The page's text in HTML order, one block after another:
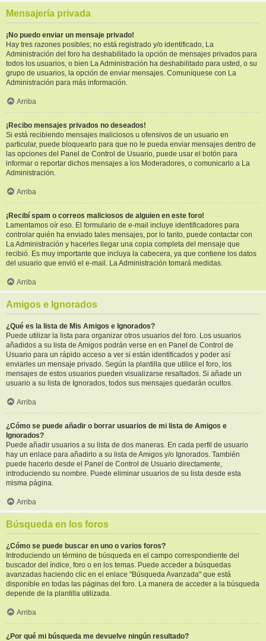
Mensajería privada
¡No puedo enviar un mensaje privado!
Hay tres razones posibles; no está registrado y/o identificado, La
Administración del foro ha deshabilitado la opción de mensajes privados para
todos los usuarios, o bien La Administración ha deshabilitado para usted, o su
grupo de usuarios, la opción de enviar mensajes. Comuníquese con La
Administración para más información.
Arriba
¡Recibo mensajes privados no deseados!
Si está recibiendo mensajes maliciosos u ofensivos de un usuario en
particular, puede bloquearlo para que no le pueda enviar mensajes dentro de
las opciones del Panel de Control de Usuario, puede usar el botón para
informar o reportar dichos mensajes a los Moderadores, o comunicarlo a La
Administración.
Arriba
¡Recibí spam o correos maliciosos de alguien en este foro!
Lamentamos oír eso. El formulario de e-mail incluye identificadores para
controlar quién ha enviado tales mensajes, por lo tanto, puede contactar con
La Administración y hacerles llegar una copia completa del mensaje que
recibió. Es muy importante que incluya la cabecera, ya que contiene los datos
del usuario que envió el e-mail. La Administración tomará medidas.
Arriba
Amigos e Ignorados
¿Qué es la lista de Mis Amigos e Ignorados?
Puede utilizar la lista para organizar otros usuarios del foro. Los usuarios
añadidos a su lista de Amigos podrán verse en en Panel de Control de
Usuario para un rápido acceso a ver si están identificados y poder así
enviarles un mensaje privado. Según la plantilla que utilice el foro, los
mensajes de estos usuarios pueden visualizarse resaltados. Si añade un
usuario a su lista de Ignorados, todos sus mensajes quedarán ocultos.
Arriba
¿Cómo se puede añadir o borrar usuarios de mi lista de Amigos e
Ignorados?
Puede añadir usuarios a su lista de dos maneras. En cada perfil de usuario
hay un enlace para añadirlo a su lista de Amigos y/o Ignorados. También
puede hacerlo desde el Panel de Control de Usuario directamente,
introduciendo su nombre. Puede eliminar usuarios de su lista desde esta
misma página.
Arriba
Búsqueda en los foros
¿Cómo se puede buscar en uno o varios foros?
Introduciendo un término de búsqueda en el campo correspondiente del
buscador del índice, foro o en los temas. Puede acceder a búsquedas
avanzadas haciendo clic en el enlace "Búsqueda Avanzada" que está
disponible en todas las páginas del foro. La manera de acceder a la búsqueda
depende de la plantilla utilizada.
Arriba
¿Por qué mi búsqueda me devuelve ningún resultado?